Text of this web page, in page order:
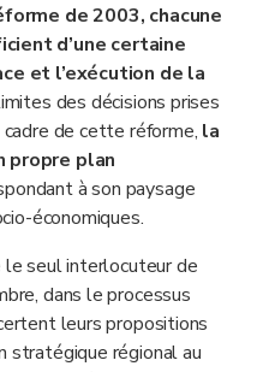
de 2003, chacune
d’une certaine
et l’exécution de la
des décisions prises
cadre de cette réforme, la
propre plan
à son paysage
économiques.
seul interlocuteur de
dans le processus
leurs propositions
stratégique régional au